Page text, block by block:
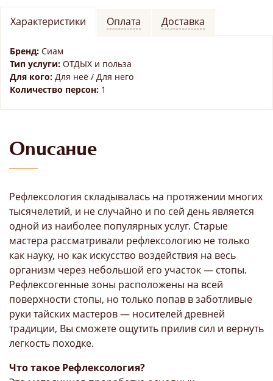
Характеристики Оплата Доставка
Бренд: Сиам
Тип услуги: ОТДЫХ и польза
Для кого: Для неё / Для него
Количество персон: 1
Описание
Рефлексология складывалась на протяжении многих
тысячелетий, и не случайно и по сей день является
одной из наиболее популярных услуг. Старые
мастера рассматривали рефлексологию не только
как науку, но как искусство воздействия на весь
организм через небольшой его участок — стопы.
Рефлексогенные зоны расположены на всей
поверхности стопы, но только попав в заботливые
руки тайских мастеров — носителей древней
традиции, Вы сможете ощутить прилив сил и вернуть
легкость походке.
Что такое Рефлексология?